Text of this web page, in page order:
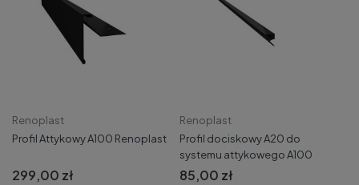
Renoplast
Profil Attykowy A100 Renoplast
299,00 zł
Renoplast
Profil dociskowy A20 do
systemu attykowego A100
85,00 zł